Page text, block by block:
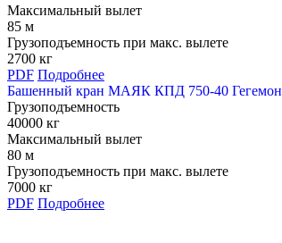
Максимальный вылет
85 м
Грузоподъемность при макс. вылете
2700 кг
PDF Подробнее
Башенный кран МАЯК КПД 750-40 Гегемон
Грузоподъемность
40000 кг
Максимальный вылет
80 м
Грузоподъемность при макс. вылете
7000 кг
PDF Подробнее